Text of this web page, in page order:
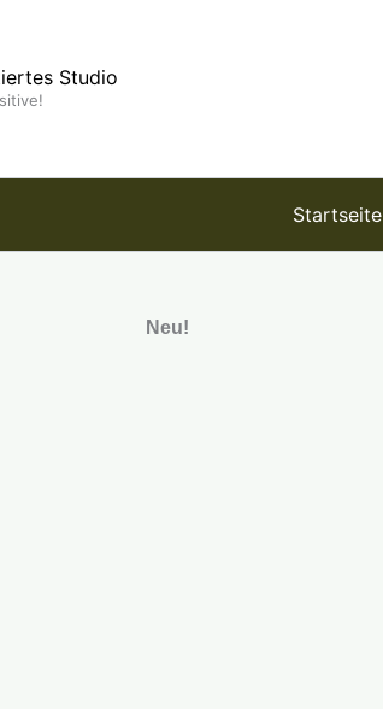
Studio
Startseite
Neu!